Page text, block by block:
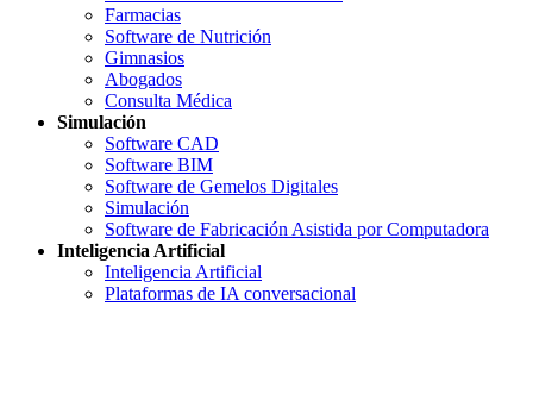
Farmacias
Software de Nutrición
Gimnasios
Abogados
Consulta Médica
Simulación
Software CAD
Software BIM
Software de Gemelos Digitales
Simulación
Software de Fabricación Asistida por Computadora
Inteligencia Artificial
Inteligencia Artificial
Plataformas de IA conversacional